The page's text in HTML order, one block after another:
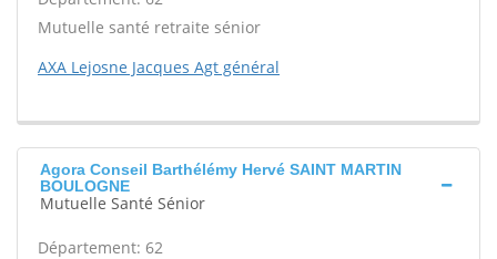
Mutuelle santé retraite sénior
AXA Lejosne Jacques Agt général
Agora Conseil Barthélémy Hervé SAINT MARTIN
BOULOGNE
Mutuelle Santé Sénior
Département: 62